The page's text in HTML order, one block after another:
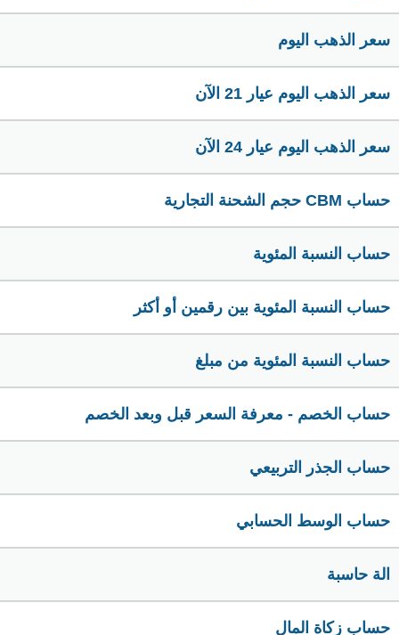
سعر الذهب اليوم
سعر الذهب اليوم عيار 21 الآن
سعر الذهب اليوم عيار 24 الآن
حساب CBM حجم الشحنة التجارية
حساب النسبة المئوية
حساب النسبة المئوية بين رقمين أو أكثر
حساب النسبة المئوية من مبلغ
حساب الخصم - معرفة السعر قبل وبعد الخصم
حساب الجذر التربيعي
حساب الوسط الحسابي
الة حاسبة
حساب زكاة المال